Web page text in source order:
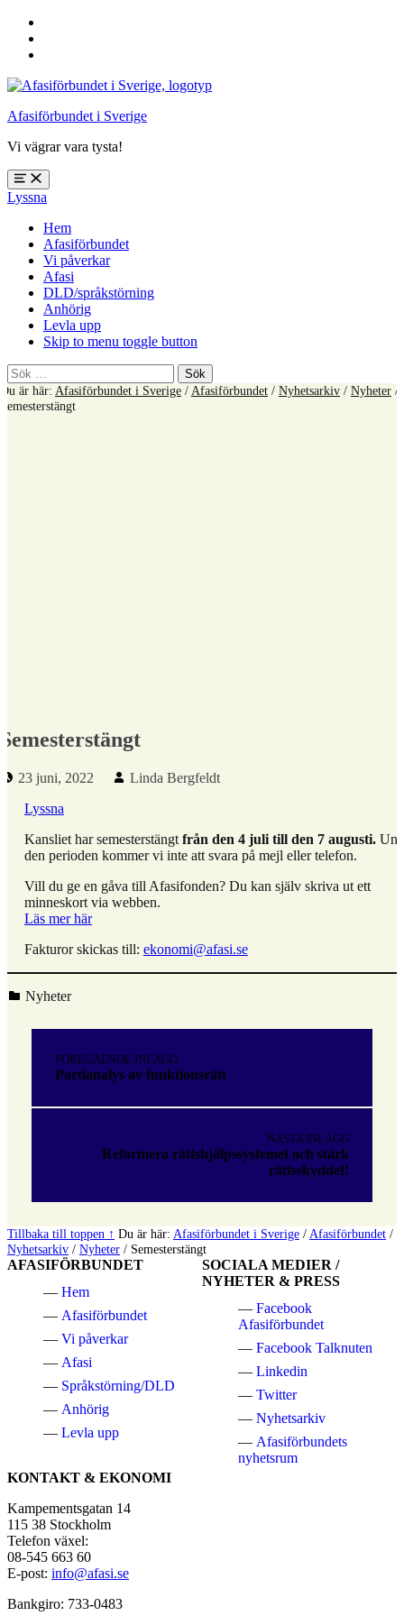
sidfoten
Afasiförbundet i Sverige
Vi vägrar vara tysta!
Öppna
meny:
%s
Lyssna
Hem
Afasiförbundet
Vi påverkar
Afasi
DLD/språkstörning
Anhörig
Levla upp
Skip to menu toggle button
Sök
efter:
Du är här: Afasiförbundet i Sverige /Afasiförbundet / Nyhetsarkiv / Nyheter /
Semesterstängt
Semesterstängt
Publicerad den:
23 juni, 2022 Skriven av:
Linda Bergfeldt
Lyssna
Kansliet har semesterstängt från den 4 juli till den 7 augusti.
den perioden kommer vi inte att svara på mejl eller telefon.
Vill du ge en gåva till Afasifonden? Du kan själv skriva ut ett
minneskort via webben.
Läs mer här
Fakturor skickas till: ekonomi@afasi.se
Kategoriserad i:
Nyheter
tillbaka
huvudnavigeringen
FÖREGÅENDE INLÄGG
Partianalys av funktionsrätt
NÄSTA INLÄGG
Reformera rättshjälpssystemet och stärk
rättsskyddet!
Tillbaka till toppen ↑ Du är här: Afasiförbundet i Sverige / Afasiförbundet /
Nyhetsarkiv / Nyheter / Semesterstängt
AFASIFÖRBUNDET
Hem
Afasiförbundet
Vi påverkar
Afasi
Språkstörning/DLD
Anhörig
Levla upp
SOCIALA MEDIER /
NYHETER & PRESS
Facebook
Afasiförbundet
Facebook Talknuten
Linkedin
Twitter
Nyhetsarkiv
Afasiförbundets
nyhetsrum
KONTAKT & EKONOMI
Kampementsgatan 14
115 38 Stockholm
Telefon växel:
08-545 663 60
E-post: info@afasi.se
Bankgiro: 733-0483